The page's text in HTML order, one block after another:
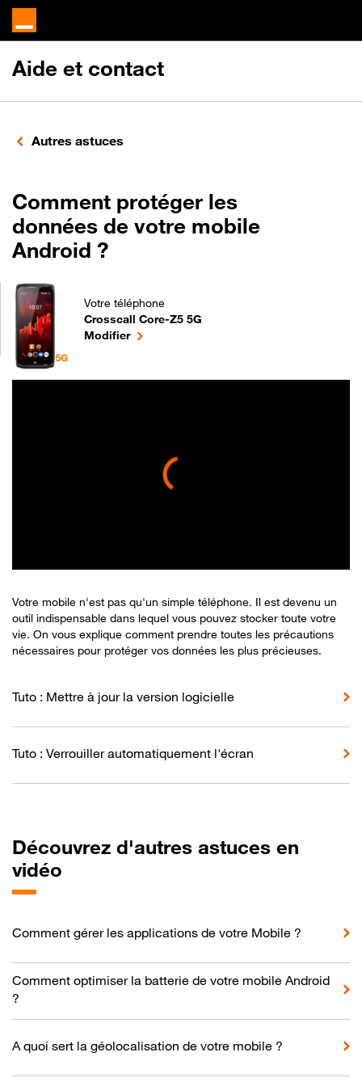
Aide et contact
Autres astuces
Comment protéger les
données de votre mobile
Android ?
Votre téléphone
Crosscall Core-Z5 5G
Comment protéger les données de votre mobile
Modifierle téléphone sélectionné
Votre mobile n'est pas qu'un simple téléphone. Il est devenu un
outil indispensable dans lequel vous pouvez stocker toute votre
vie. On vous explique comment prendre toutes les précautions
nécessaires pour protéger vos données les plus précieuses.
Tuto : Mettre à jour la version logicielle
Tuto : Verrouiller automatiquement l'écran
Découvrez d'autres astuces en
vidéo
Comment gérer les applications de votre Mobile ?
Comment optimiser la batterie de votre mobile Android
?
A quoi sert la géolocalisation de votre mobile ?